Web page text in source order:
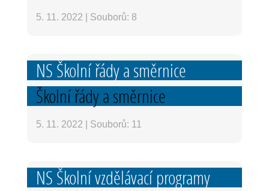
5. 11. 2022 Souborů: 8
NS Školní řády a směrnice
Školní řády a směrnice
5. 11. 2022 Souborů: 11
NS Školní vzdělávací programy